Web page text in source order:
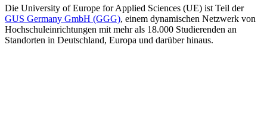
Die University of Europe for Applied Sciences (UE) ist Teil der
GUS Germany GmbH (GGG), einem dynamischen Netzwerk von
Hochschuleinrichtungen mit mehr als 18.000 Studierenden an
Standorten in Deutschland, Europa und darüber hinaus.